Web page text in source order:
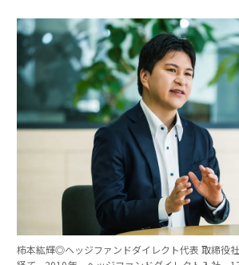
柿本紘輝◎ヘッジファンドダイレクト代表 取締役